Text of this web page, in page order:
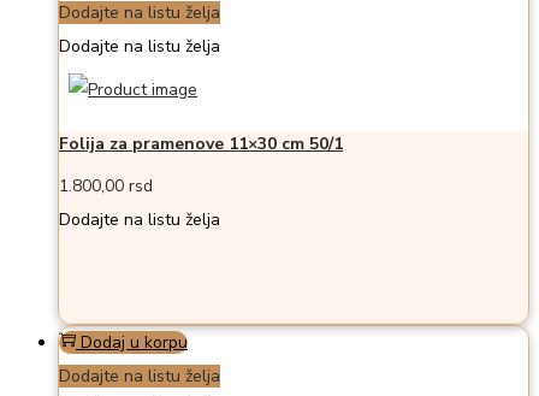
Dodajte na listu želja
Dodajte na listu želja
Folija za pramenove 11×30 cm 50/1
1.800,00 rsd
Dodajte na listu želja
Dodaj u korpu
Dodajte na listu želja